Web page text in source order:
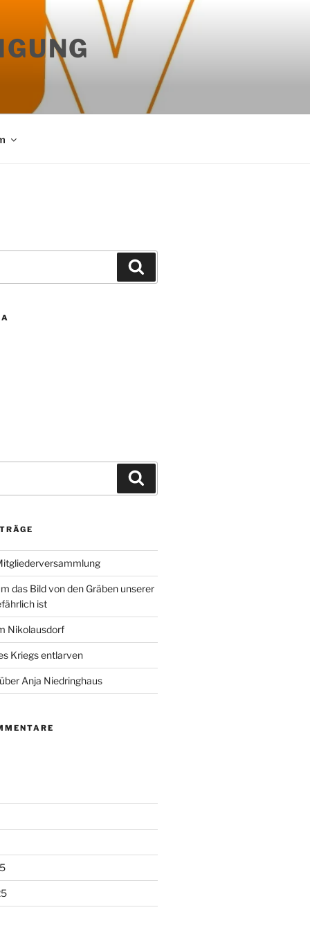
das Bild von den Gräben unserer
ist
Nikolausdorf
Kriegs entlarven
Anja Niedringhaus